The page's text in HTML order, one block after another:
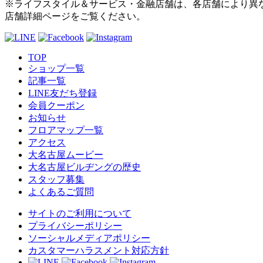
※ライフスタイル＆サービス・金融店舗は、各店舗により異
店舗詳細ページをご覧ください。
TOP
ショップ一覧
記事一覧
LINE友だち登録
会員クーポン
お知らせ
フロアマップ一覧
アクセス
大名古屋ムービー
大名古屋ビルヂングの歴史
スタッフ募集
よくあるご質問
サイトのご利用について
プライバシーポリシー
ソーシャルメディアポリシー
カスタマーハラスメント対応方針